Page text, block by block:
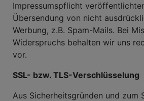
Impressumspflicht
Übersendung von nicht
Werbung, z.B. Spam-Mails. Bei
Widerspruchs behalten wir uns
vor.
SSL- bzw. TLS-Verschlüsselung
Aus Sicherheitsgründen und zum